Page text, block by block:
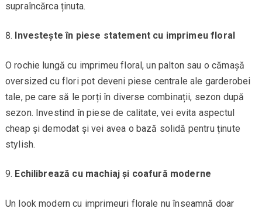
supraîncărca ținuta.
Investește în piese statement cu imprimeu floral
O rochie lungă cu imprimeu floral, un palton sau o cămașă
oversized cu flori pot deveni piese centrale ale garderobei
tale, pe care să le porți în diverse combinații, sezon după
sezon. Investind în piese de calitate, vei evita aspectul
cheap și demodat și vei avea o bază solidă pentru ținute
stylish.
Echilibrează cu machiaj și coafură moderne
Un look modern cu imprimeuri florale nu înseamnă doar